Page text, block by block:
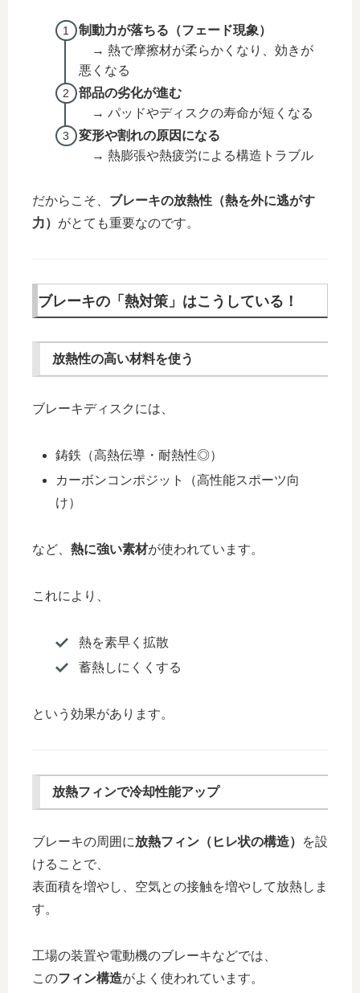
制動力が落ちる（フェード現象）
→ 熱で摩擦材が柔らかくなり、効きが
悪くなる
部品の劣化が進む
→ パッドやディスクの寿命が短くなる
変形や割れの原因になる
→ 熱膨張や熱疲労による構造トラブル
だからこそ、 ブレーキの放熱性（熱を外に逃がす
力） がとても重要なのです。
ブレーキの「熱対策」はこうしている！
放熱性の高い材料を使う
ブレーキディスクには、
鋳鉄（高熱伝導・耐熱性◎）
カーボンコンポジット（高性能スポーツ向
け）
など、 熱に強い素材が使われています。
これにより、
熱を素早く拡散
蓄熱しにくくする
という効果があります。
放熱フィンで冷却性能アップ
ブレーキの周囲に放熱フィン（ヒレ状の構造）
を設
けることで、
表面積を増やし、空気との接触を増やして放熱しま
す。
工場の装置や電動機のブレーキなどでは、
このフィン構造がよく使われています。